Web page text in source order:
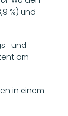
%) und
und
am
in einem